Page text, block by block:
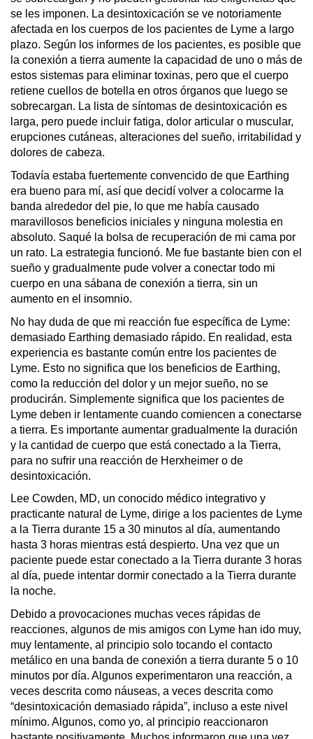
se les imponen. La desintoxicación se ve notoriamente
afectada en los cuerpos de los pacientes de Lyme a largo
plazo. Según los informes de los pacientes, es posible que
la conexión a tierra aumente la capacidad de uno o más de
estos sistemas para eliminar toxinas, pero que el cuerpo
retiene cuellos de botella en otros órganos que luego se
sobrecargan. La lista de síntomas de desintoxicación es
larga, pero puede incluir fatiga, dolor articular o muscular,
erupciones cutáneas, alteraciones del sueño, irritabilidad y
dolores de cabeza.
Todavía estaba fuertemente convencido de que Earthing
era bueno para mí, así que decidí volver a colocarme la
banda alrededor del pie, lo que me había causado
maravillosos beneficios iniciales y ninguna molestia en
absoluto. Saqué la bolsa de recuperación de mi cama por
un rato. La estrategia funcionó. Me fue bastante bien con el
sueño y gradualmente pude volver a conectar todo mi
cuerpo en una sábana de conexión a tierra, sin un
aumento en el insomnio.
No hay duda de que mi reacción fue específica de Lyme:
demasiado Earthing demasiado rápido. En realidad, esta
experiencia es bastante común entre los pacientes de
Lyme. Esto no significa que los beneficios de Earthing,
como la reducción del dolor y un mejor sueño, no se
producirán. Simplemente significa que los pacientes de
Lyme deben ir lentamente cuando comiencen a conectarse
a tierra. Es importante aumentar gradualmente la duración
y la cantidad de cuerpo que está conectado a la Tierra,
para no sufrir una reacción de Herxheimer o de
desintoxicación.
Lee Cowden, MD, un conocido médico integrativo y
practicante natural de Lyme, dirige a los pacientes de Lyme
a la Tierra durante 15 a 30 minutos al día, aumentando
hasta 3 horas mientras está despierto. Una vez que un
paciente puede estar conectado a la Tierra durante 3 horas
al día, puede intentar dormir conectado a la Tierra durante
la noche.
Debido a provocaciones muchas veces rápidas de
reacciones, algunos de mis amigos con Lyme han ido muy,
muy lentamente, al principio solo tocando el contacto
metálico en una banda de conexión a tierra durante 5 o 10
minutos por día. Algunos experimentaron una reacción, a
veces descrita como náuseas, a veces descrita como
“desintoxicación demasiado rápida”, incluso a este nivel
mínimo. Algunos, como yo, al principio reaccionaron